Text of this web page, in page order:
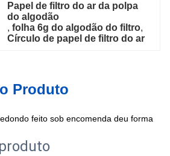
Papel de filtro do ar da polpa
do algodão
, folha 6g do algodão do filtro,
Círculo de papel de filtro do ar
Produto
feito sob encomenda deu forma